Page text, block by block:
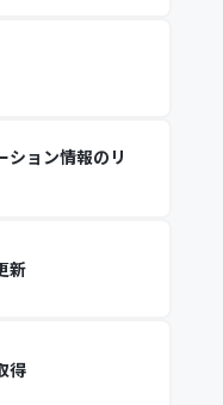
ション情報のリ
新
得